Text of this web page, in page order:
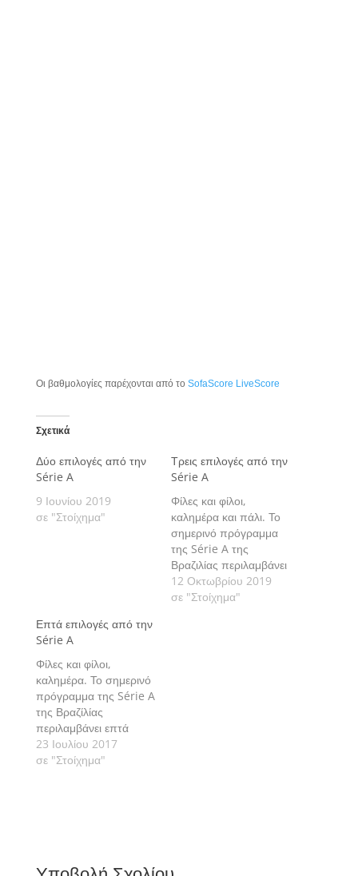
Οι βαθμολογίες παρέχονται από το SofaScore LiveScore
Σχετικά
Δύο επιλογές από την
Série A
9 Ιουνίου 2019
σε "Στοίχημα"
Τρεις επιλογές από την
Série A
Φίλες και φίλοι,
καλημέρα και πάλι. Το
σημερινό πρόγραμμα
της Série A της
Βραζιλίας περιλαμβάνει
τρεις αγώνες με τους
οποίους ανοίγει η 25η
12 Οκτωβρίου 2019
σε "Στοίχημα"
Επτά επιλογές από την
Série A
Φίλες και φίλοι,
καλημέρα. Το σημερινό
πρόγραμμα της Série A
της Βραζίλίας
περιλαμβάνει επτά
αγώνες για τη 16η
αγωνιστική. Πάμε να
23 Ιουλίου 2017
σε "Στοίχημα"